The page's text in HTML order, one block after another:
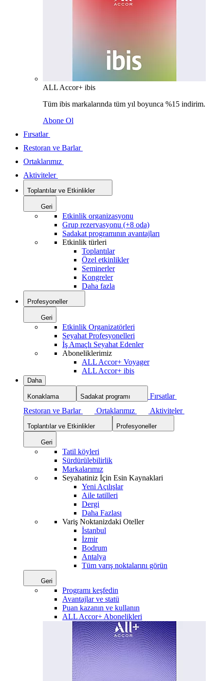
ALL Accor+ ibis
Tüm ibis markalarında tüm yıl boyunca %15 indirim.
Abone Ol
Fırsatlar
Restoran ve Barlar
Ortaklarımız
Aktiviteler
Toplantılar ve Etkinlikler
Geri
Etkinlik organizasyonu
Grup rezervasyonu (+8 oda)
Sadakat programının avantajları
Etkinlik türleri
Toplantılar
Özel etkinlikler
Seminerler
Kongreler
Daha fazla
Profesyoneller
Geri
Etkinlik Organizatörleri
Seyahat Profesyonelleri
İş Amaçlı Seyahat Edenler
Aboneliklerimiz
ALL Accor+ Voyager
ALL Accor+ ibis
Daha
Konaklama Sadakat programı
Fırsatlar
Restoran ve Barlar
Ortaklarımız Aktiviteler
Toplantılar ve Etkinlikler Profesyoneller
Geri
Tatil köyleri
Sürdürülebilirlik
Markalarımız
Seyahatiniz İçin Esin Kaynaklari
Yeni Açılışlar
Aile tatilleri
Dergi
Daha Fazlası
Variş Noktanizdaki Oteller
İstanbul
İzmir
Bodrum
Antalya
Tüm varış noktalarını görün
Geri
Programı keşfedin
Avantajlar ve statü
Puan kazanın ve kullanın
ALL Accor+ Abonelikleri